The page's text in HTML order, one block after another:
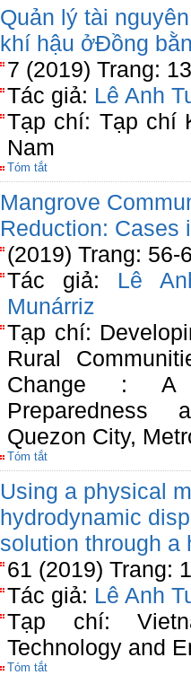
Quản lý tài
khí hậu ởĐồng
7 (2019) Trang:
Tác giả: Lê Anh
Tạp chí: Tạp chí
Nam
Tóm tắt
Mangrove
Reduction: Cases
(2019) Trang: 56-
Tác giả: Lê
Munárriz
Tạp chí:
Rural
Change : A
Preparedness
Quezon City,
Tóm tắt
Using a physical
hydrodynamic
solution through a
61 (2019) Trang:
Tác giả: Lê Anh
Tạp chí:
Technology and
Tóm tắt